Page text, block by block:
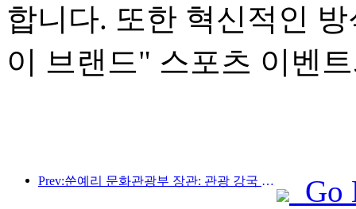
합니다. 또한 혁신적인
이 브랜드" 스포츠 이벤
Prev:쑨예리 문화관광부 장관: 관광 강국 건설을 촉진하고 고품질 관광 상품 공급을 풍부하게 해야 합니다.
Go